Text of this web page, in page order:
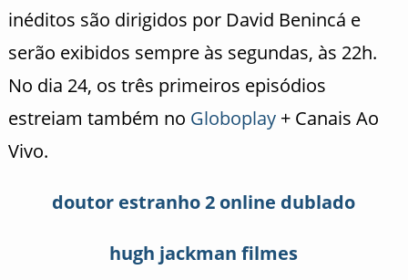
inéditos são dirigidos por David Benincá e
serão exibidos sempre às segundas, às 22h.
No dia 24, os três primeiros episódios
estreiam também no Globoplay+ Canais Ao
Vivo.
doutor estranho 2 online dublado
hugh jackman filmes